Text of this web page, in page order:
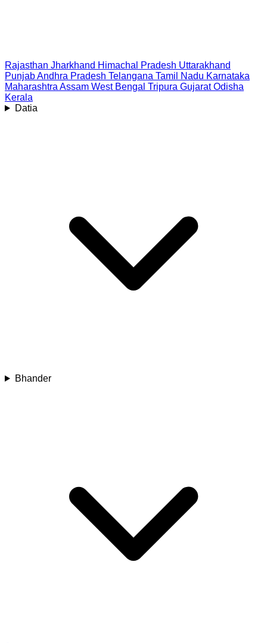
Rajasthan Jharkhand Himachal Pradesh Uttarakhand
PunjabAndhra Pradesh Telangana Tamil Nadu Karnataka
Maharashtra Assam West Bengal Tripura Gujarat Odisha
Kerala
Datia
Bhander